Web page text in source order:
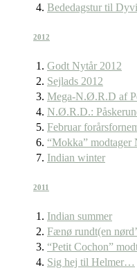
Bededagstur til
2012
Godt Nytår 2012
Sejlads 2012
Mega-N.Ø.R.D af
N.Ø.R.D.:
Februar
“Mokka”
Indian winter
2011
Indian summer
Fænø rundt(en
“Petit Cochon”
Sig hej til Helmer…